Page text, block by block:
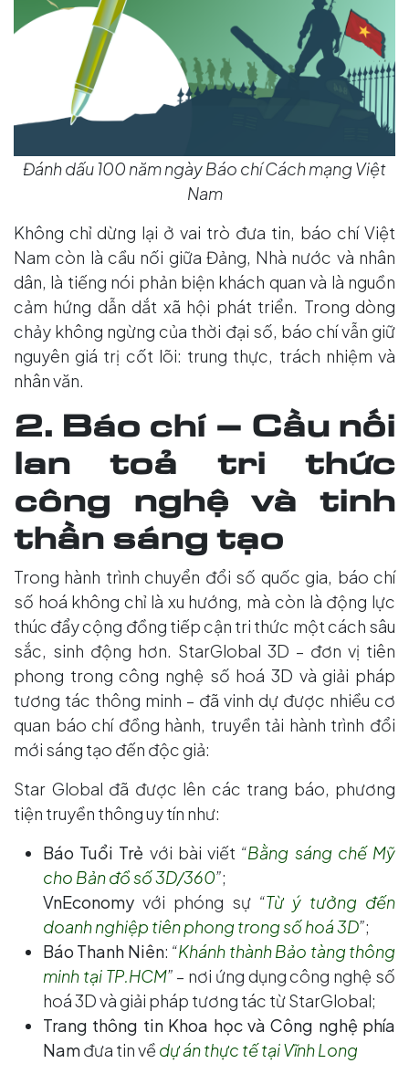
Đánh dấu 100 năm ngày Báo chí Cách mạng Việt
Nam
Không chỉ dừng lại ở vai trò đưa tin, báo chí Việt
Nam còn là cầu nối giữa Đảng, Nhà nước và nhân
dân, là tiếng nói phản biện khách quan và là nguồn
cảm hứng dẫn dắt xã hội phát triển. Trong dòng
chảy không ngừng của thời đại số, báo chí vẫn giữ
nguyên giá trị cốt lõi: trung thực, trách nhiệm và
nhân văn.
2. Báo chí – Cầu nối
lan toả tri thức
công nghệ và tinh
thần sáng tạo
Trong hành trình chuyển đổi số quốc gia, báo chí
số hoá không chỉ là xu hướng, mà còn là động lực
thúc đẩy cộng đồng tiếp cận tri thức một cách sâu
sắc, sinh động hơn. StarGlobal 3D – đơn vị tiên
phong trong công nghệ số hoá 3D và giải pháp
tương tác thông minh – đã vinh dự được nhiều cơ
quan báo chí đồng hành, truyền tải hành trình đổi
mới sáng tạo đến độc giả:
Star Global đã được lên các trang báo, phương
tiện truyền thông uy tín như:
Báo Tuổi Trẻ với bài viết “Bằng sáng chế Mỹ
cho Bản đồ số 3D/360”;
VnEconomy với phóng sự “Từ ý tưởng đến
doanh nghiệp tiên phong trong số hoá 3D”;
Báo Thanh Niên: “Khánh thành Bảo tàng thông
minh tại TP.HCM” – nơi ứng dụng công nghệ số
hoá 3D và giải pháp tương tác từ StarGlobal;
Trang thông tin Khoa học và Công nghệ phía
Namđưa tin về dự án thực tế tại Vĩnh Long